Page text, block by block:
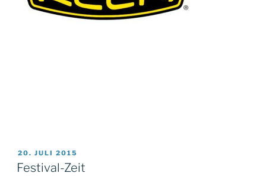
VERÖFFENTLICHT
AM
20. JULI 2015
Festival-Zeit